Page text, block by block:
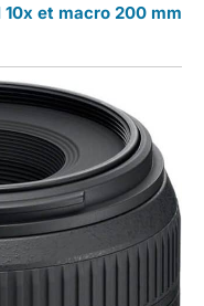
et macro 200 mm